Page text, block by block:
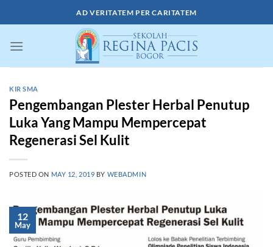
to
AD VERITATEM PER CARITATEM
KIR SMA
Pengembangan Plester Herbal Penutup
Luka Yang Mampu Mempercepat
Regenerasi Sel Kulit
POSTED ON MAY 12, 2019 BY WEBADMIN
12
May